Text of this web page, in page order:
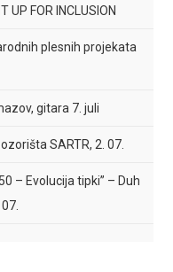
UP FOR INCLUSION
plesnih projekata
gitara 7. juli
SARTR, 2. 07.
– Evolucija tipki” – Duh